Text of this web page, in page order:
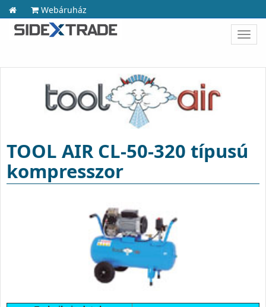
Webáruház
TOOL AIR CL-50-320 típusú
kompresszor